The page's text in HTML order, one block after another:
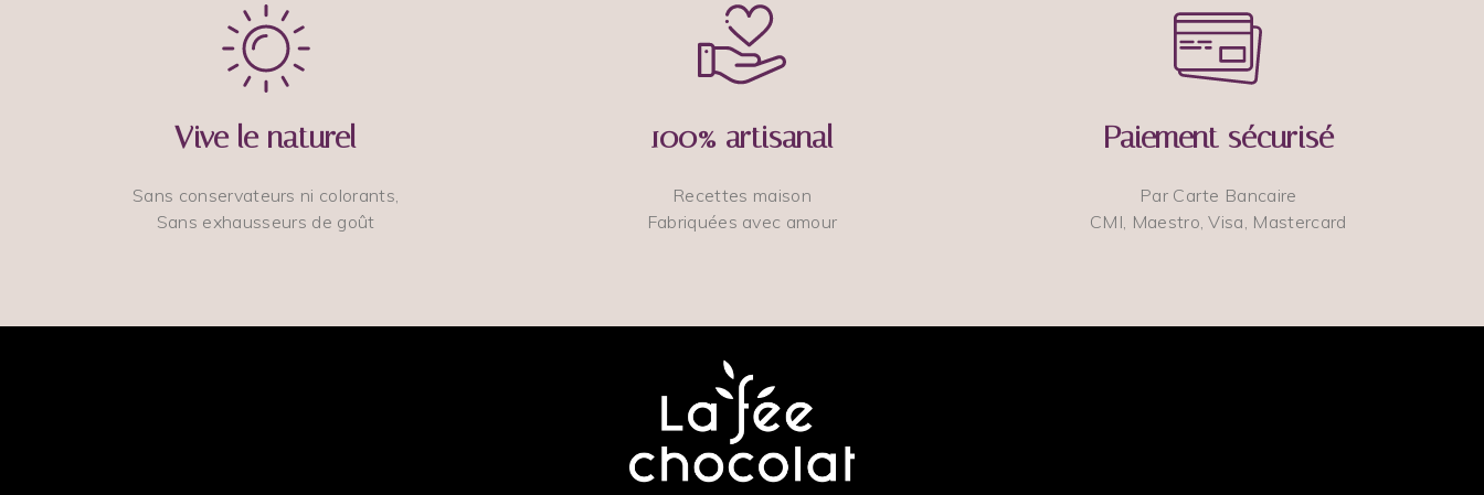
Vive le naturel
Sans conservateurs ni colorants,
Sans exhausseurs de goût
100% artisanal
Recettes maison
Fabriquées avec amour
Paiement sécurisé
Par Carte Bancaire
CMI, Maestro, Visa, Mastercard